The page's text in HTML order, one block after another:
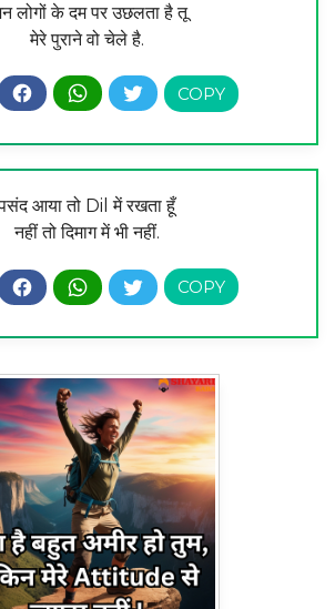
लोगों के दम पर ‪‎उछलता‬ है तू
मेरे‬ पुराने वो चेले‬ है.
आया तो Dil में रखता हूँ
नहीं तो दिमाग में भी नहीं.